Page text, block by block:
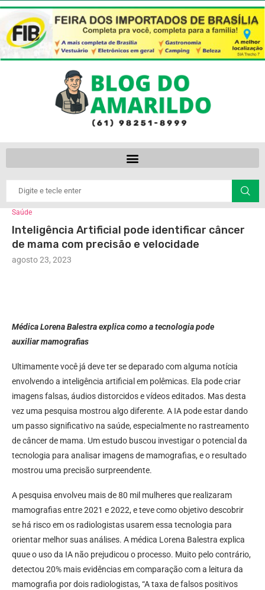
Saúde
Inteligência Artificial pode identificar câncer
de mama com precisão e velocidade
agosto 23, 2023
Médica Lorena Balestra explica como a tecnologia pode
auxiliar mamografias
Ultimamente você já deve ter se deparado com alguma notícia
envolvendo a inteligência artificial em polêmicas. Ela pode criar
imagens falsas, áudios distorcidos e vídeos editados. Mas desta
vez uma pesquisa mostrou algo diferente. A IA pode estar dando
um passo significativo na saúde, especialmente no rastreamento
de câncer de mama. Um estudo buscou investigar o potencial da
tecnologia para analisar imagens de mamografias, e o resultado
mostrou uma precisão surpreendente.
A pesquisa envolveu mais de 80 mil mulheres que realizaram
mamografias entre 2021 e 2022, e teve como objetivo descobrir
se há risco em os radiologistas usarem essa tecnologia para
orientar melhor suas análises. A médica Lorena Balestra explica
quue o uso da IA não prejudicou o processo. Muito pelo contrário,
detectou 20% mais evidências em comparação com a leitura da
mamografia por dois radiologistas, “A taxa de falsos positivos